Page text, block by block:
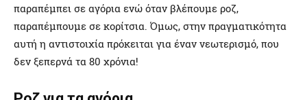
παραπέμπει σε αγόρια ενώ όταν βλέπουμε ροζ,
παραπέμπουμε σε κορίτσια. Όμως, στην πραγματικότητα
αυτή η αντιστοιχία πρόκειται για έναν νεωτερισμό, που
δεν ξεπερνά τα 80 χρόνια!